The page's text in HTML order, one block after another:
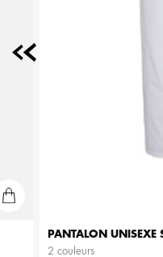
PANTALON UNISEXE
2 couleurs